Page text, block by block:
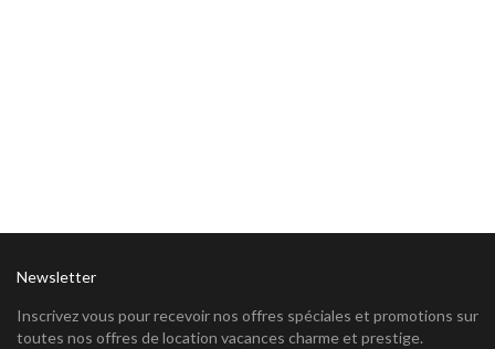
Newsletter
Inscrivez vous pour recevoir nos offres spéciales et promotions sur
toutes nos offres de location vacances charme et prestige.